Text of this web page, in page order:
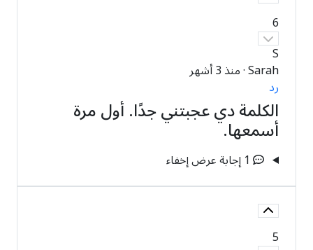
6
S
Sarah
·منذ 3 أشهر
رد
الكلمة دي عجبتني جدًا. أول مرة
أسمعها.
1 إجابة عرضإخفاء
5